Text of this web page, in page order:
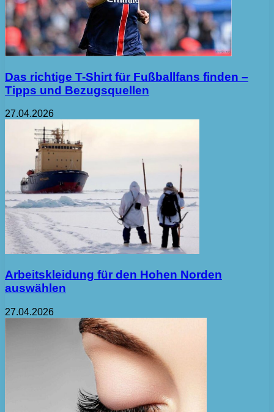
Das richtige T-Shirt für Fußballfans finden –
Tipps und Bezugsquellen
27.04.2026
Arbeitskleidung für den Hohen Norden
auswählen
27.04.2026